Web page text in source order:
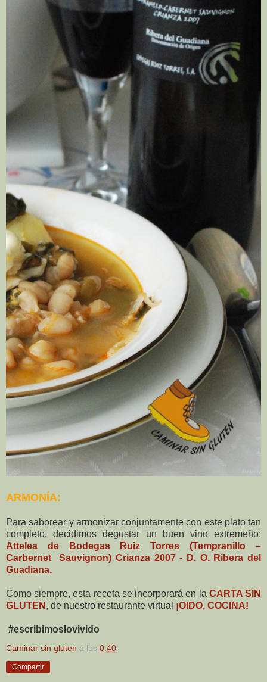
ARMONÍA:
Para saborear y armonizar conjuntamente con este plato tan
completo, decidimos degustar un buen vino extremeño:
Attelea de Bodegas Ruiz Torres (Tempranillo –
Carbernet Sauvignon) Crianza 2007 - D. O. Ribera del
Guadiana.
Como siempre, esta receta se incorporará en la CARTA SIN
GLUTEN , de nuestro restaurante virtual ¡OIDO, COCINA!
#escribimoslovivido
Caminar sin gluten a las 0:40
Compartir